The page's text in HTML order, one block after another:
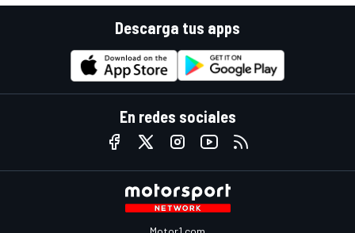
Descarga tus apps
En redes sociales